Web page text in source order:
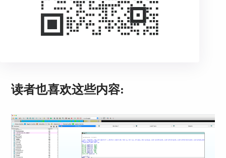
SO文件中的某些函数可能会调用系统函数，我们
可以通过拦截系统调用来修改函数的行为。通过拦
截系统调用，我们可以获取函数调用的参数和返回
读者也喜欢这些内容: